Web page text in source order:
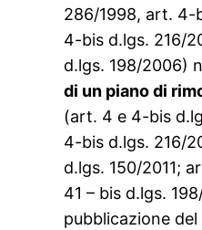
286/1998, art. 4-
4-bis d.lgs. 216/
d.lgs. 198/2006)
di un piano di
(art. 4 e 4-bis
4-bis d.lgs. 216/
d.lgs. 150/2011;
41 – bis d.lgs.
pubblicazione del